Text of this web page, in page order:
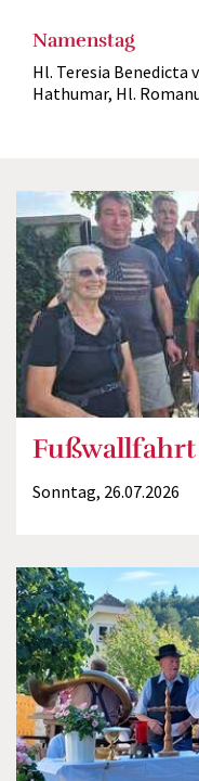
Namenstag
Hl. Teresia Benedicta
Hathumar, Hl.
Sonntag, 26.07.2026